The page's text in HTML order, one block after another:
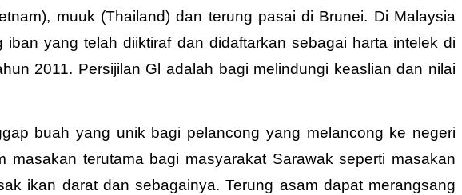
muuk (Thailand) dan terung pasai di Brunei. Di Malaysia
yang telah diiktiraf dan didaftarkan sebagai harta intelek di
2011. Persijilan Gl adalah bagi melindungi keaslian dan nilai
buah yang unik bagi pelancong yang melancong ke negeri
terutama bagi masyarakat Sarawak seperti masakan
ikan darat dan sebagainya. Terung asam dapat merangsang